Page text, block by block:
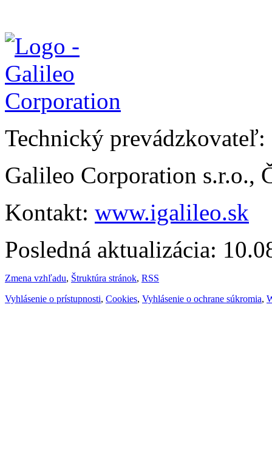
Technický prevádzkovateľ:
Galileo Corporation s.r.o.,
Kontakt: www.igalileo.sk
Posledná aktualizácia:
Zmena vzhľadu, Štruktúra stránok, RSS
Vyhlásenie o prístupnosti, Cookies, Vyhlásenie o ochrane súkromia,